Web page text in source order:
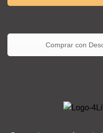
Comprar con